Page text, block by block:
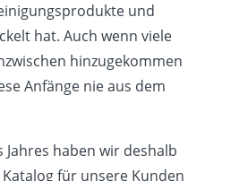
und
hat. Auch wenn viele
hinzugekommen
Anfänge nie aus dem
Jahres haben wir deshalb
für unsere Kunden